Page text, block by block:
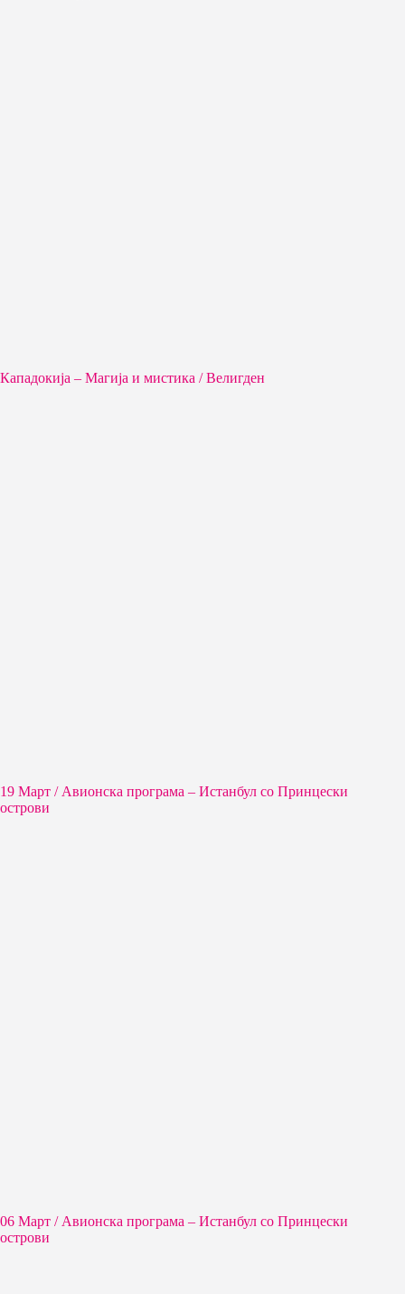
Кападокија – Магија и мистика / Велигден
19 Март / Aвионска програма – Истанбул со Принцески
острови
06 Март / Aвионска програма – Истанбул со Принцески
острови